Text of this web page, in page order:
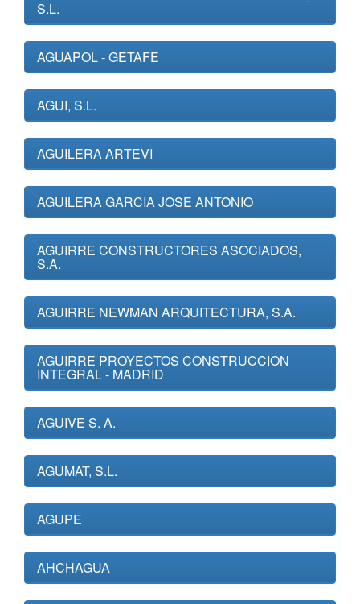
S.L.
AGUAPOL - GETAFE
AGUI, S.L.
AGUILERA ARTEVI
AGUILERA GARCIA JOSE ANTONIO
AGUIRRE CONSTRUCTORES ASOCIADOS,
S.A.
AGUIRRE NEWMAN ARQUITECTURA, S.A.
AGUIRRE PROYECTOS CONSTRUCCION
INTEGRAL - MADRID
AGUIVE S. A.
AGUMAT, S.L.
AGUPE
AHCHAGUA